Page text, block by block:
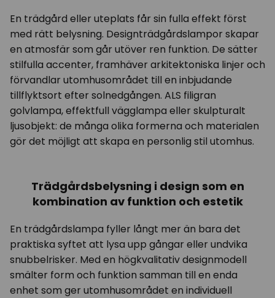
En trädgård eller uteplats får sin fulla effekt först
med rätt belysning. Designträdgårdslampor skapar
en atmosfär som går utöver ren funktion. De sätter
stilfulla accenter, framhäver arkitektoniska linjer och
förvandlar utomhusområdet till en inbjudande
tillflyktsort efter solnedgången. ALS filigran
golvlampa, effektfull vägglampa eller skulpturalt
ljusobjekt: de många olika formerna och materialen
gör det möjligt att skapa en personlig stil utomhus.
Trädgårdsbelysning i design som en
kombination av funktion och estetik
En trädgårdslampa fyller långt mer än bara det
praktiska syftet att lysa upp gångar eller undvika
snubbelrisker. Med en högkvalitativ designmodell
smälter form och funktion samman till en enda
enhet som ger utomhusområdet en individuell